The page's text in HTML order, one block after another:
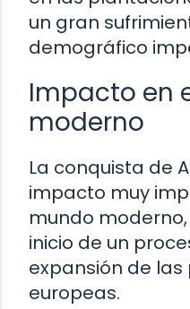
un gran
demográfico
Impacto en
moderno
La conquista de
impacto muy
mundo
inicio de un
expansión de
europeas.